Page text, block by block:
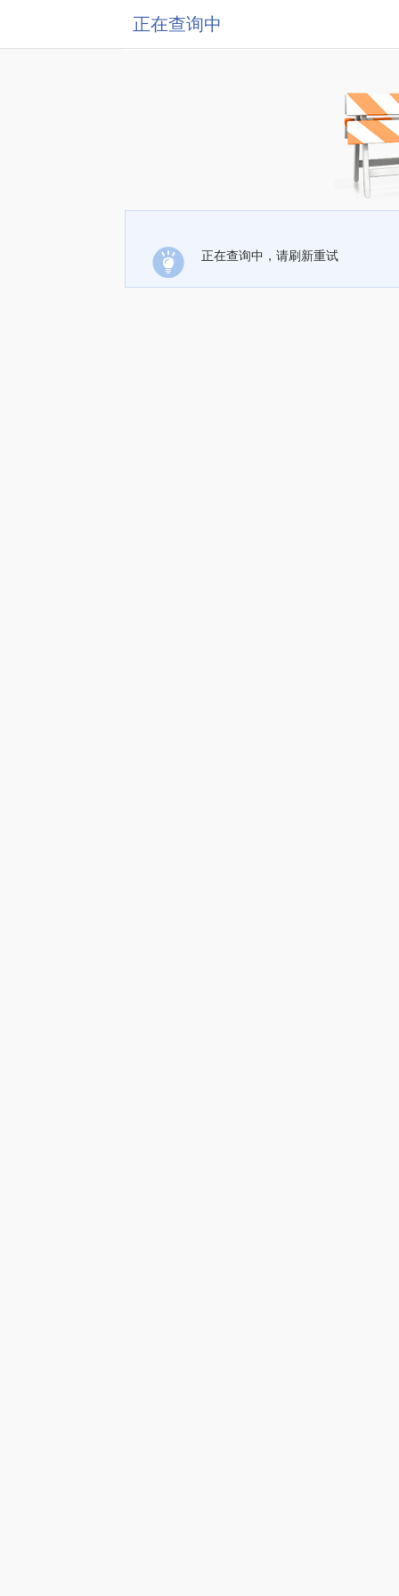
正在查询中
正在查询中，请刷新重试